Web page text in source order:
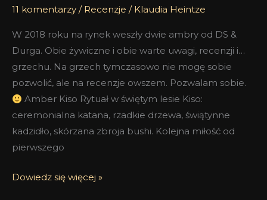
11 komentarzy / Recenzje / Klaudia Heintze
W 2018 roku na rynek weszły dwie ambry od DS &
Durga. Obie żywiczne i obie warte uwagi, recenzji i…
grzechu. Na grzech tymczasowo nie mogę sobie
pozwolić, ale na recenzje owszem. Pozwalam sobie.
Amber Kiso Rytuał w świętym lesie Kiso:
ceremonialna katana, rzadkie drzewa, świątynne
kadzidło, skórzana zbroja bushi. Kolejna miłość od
pierwszego
Dowiedz się więcej »